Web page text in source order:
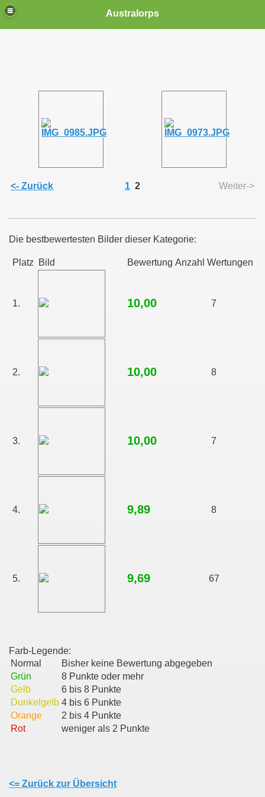
Australorps
<- Zurück 1 2 Weiter->
Die bestbewertesten Bilder dieser Kategorie:
Platz Bild Bewertung Anzahl Wertungen
1. 10,00 7
2. 10,00 8
3. 10,00 7
4. 9,89 8
5. 9,69 67
Farb-Legende:
Normal
Bisher keine Bewertung abgegeben
Grün
8 Punkte oder mehr
Gelb
6 bis 8 Punkte
Dunkelgelb 4 bis 6 Punkte
Orange
2 bis 4 Punkte
Rot
weniger als 2 Punkte
<= Zurück zur Übersicht